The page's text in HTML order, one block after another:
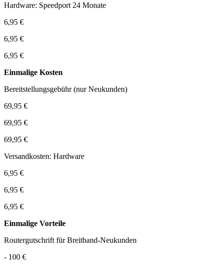
Hardware: Speedport 24 Monate
6,95 €
6,95 €
6,95 €
Einmalige Kosten
Bereitstellungsgebühr (nur Neukunden)
69,95 €
69,95 €
69,95 €
Versandkosten: Hardware
6,95 €
6,95 €
6,95 €
Einmalige Vorteile
Routergutschrift für Breitband-Neukunden
- 100 €